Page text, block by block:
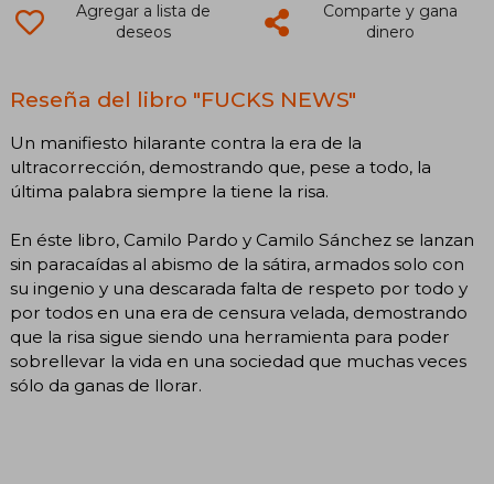
Agregar a lista de
deseos
Comparte y gana
dinero
Reseña del libro "FUCKS NEWS"
Un manifiesto hilarante contra la era de la
ultracorrección, demostrando que, pese a todo, la
última palabra siempre la tiene la risa.
En éste libro, Camilo Pardo y Camilo Sánchez se lanzan
sin paracaídas al abismo de la sátira, armados solo con
su ingenio y una descarada falta de respeto por todo y
por todos en una era de censura velada, demostrando
que la risa sigue siendo una herramienta para poder
sobrellevar la vida en una sociedad que muchas veces
sólo da ganas de llorar.